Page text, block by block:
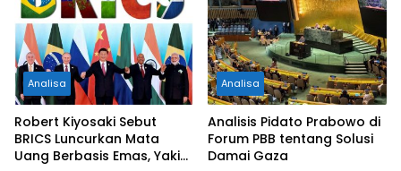
Analisa
Robert Kiyosaki Sebut
BRICS Luncurkan Mata
Uang Berbasis Emas, Yakin
Analisa
Analisis Pidato Prabowo di
Forum PBB tentang Solusi
Damai Gaza